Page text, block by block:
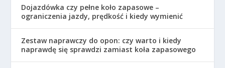
Dojazdówka czy pełne koło zapasowe –
ograniczenia jazdy, prędkość i kiedy wymienić
Zestaw naprawczy do opon: czy warto i kiedy
naprawdę się sprawdzi zamiast koła zapasowego